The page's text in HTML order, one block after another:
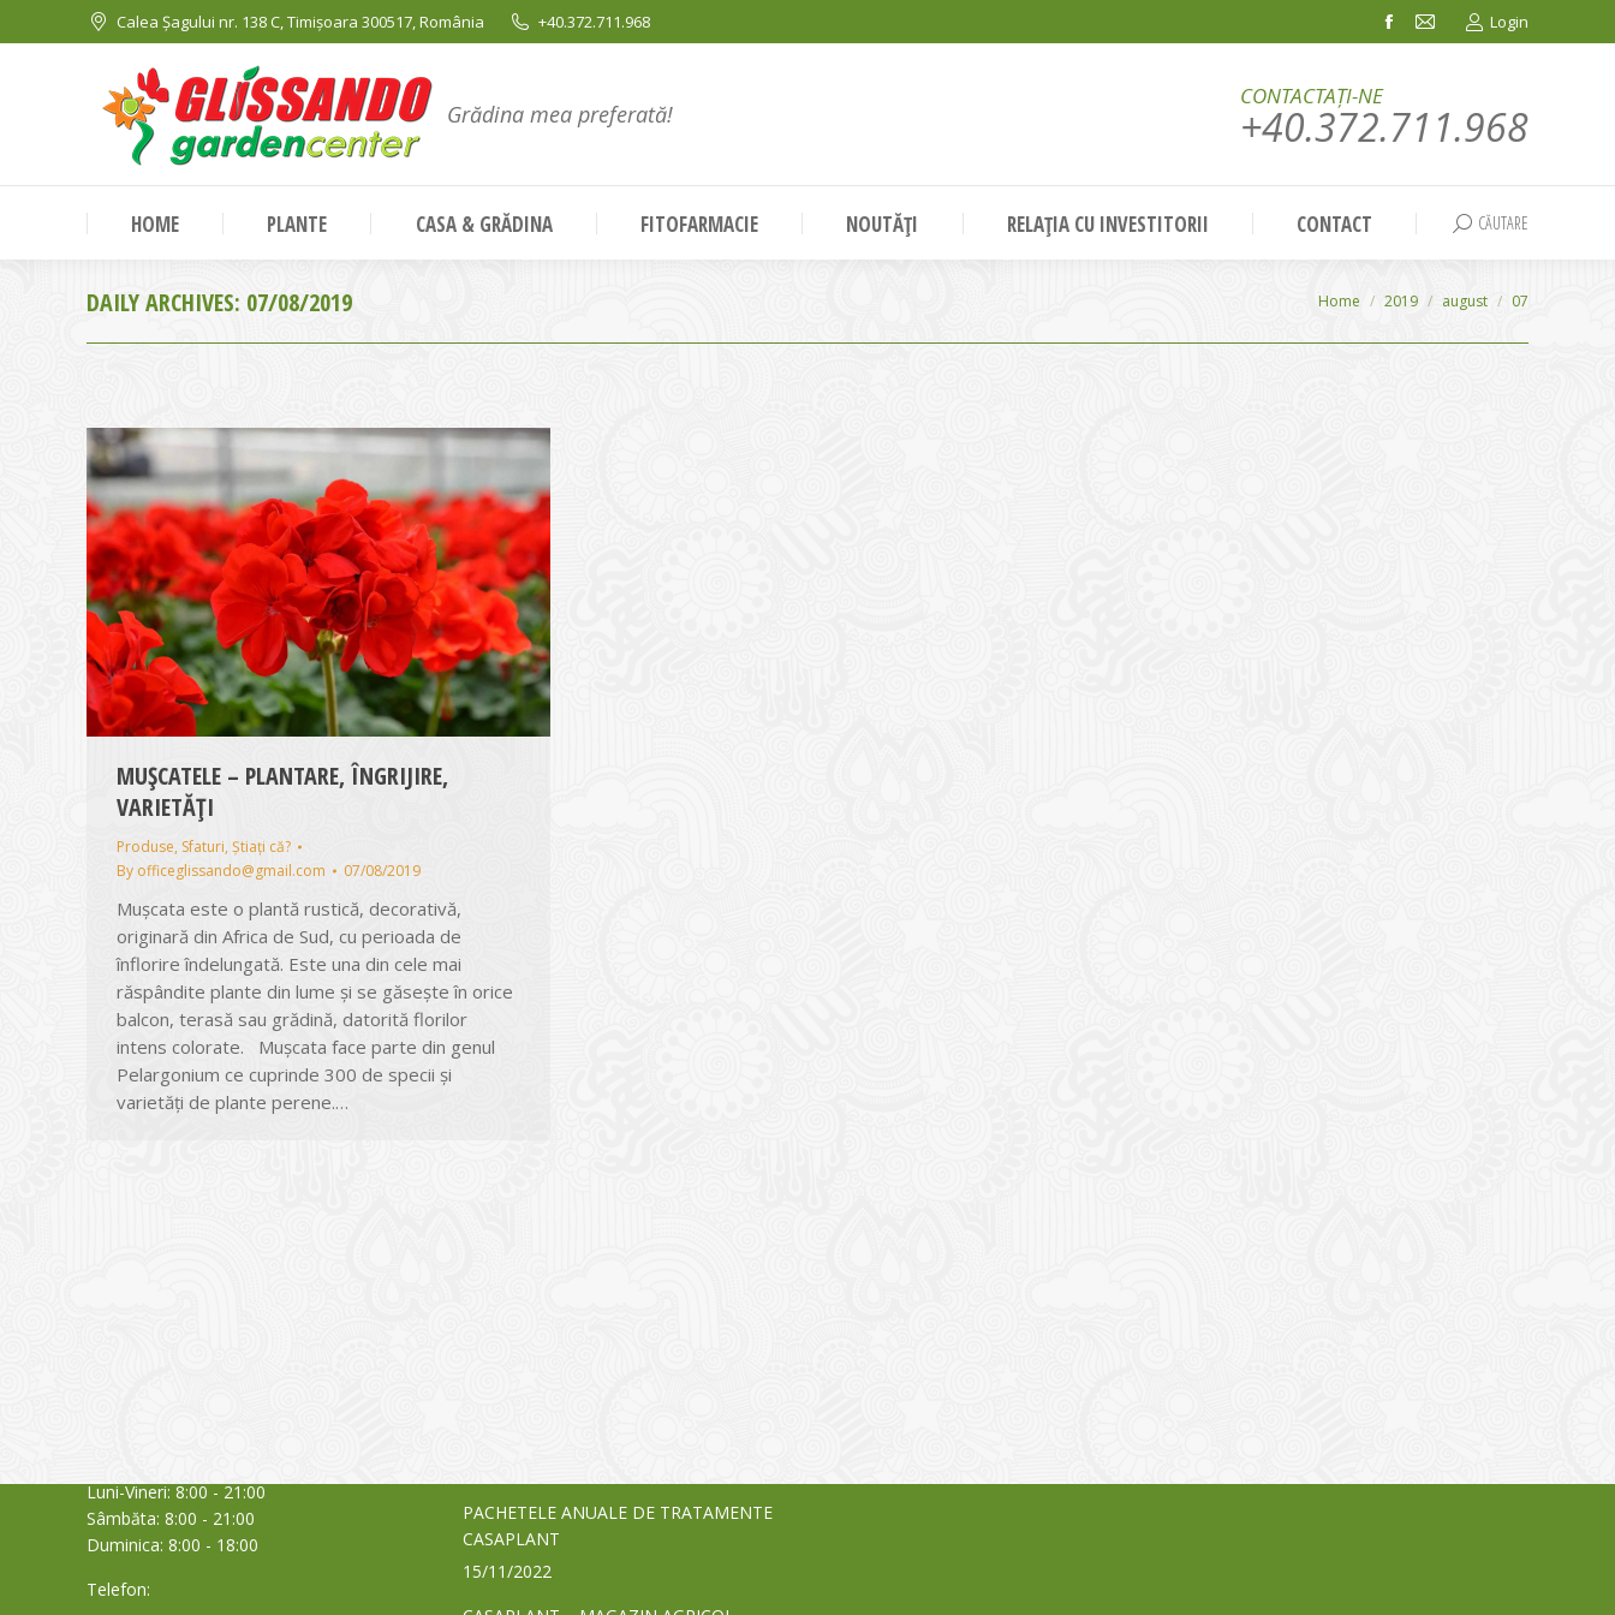
Calea Șagului nr. 138 C, Timișoara 300517, România +40.372.711.968
Facebook
in
window
Mail
in
window
Login
Grădina mea preferată!
CONTACTAȚI-NE
+40.372.711.968
HOME PLANTE CASA & GRĂDINA FITOFARMACIE NOUTĂȚI RELAȚIA CU INVESTITORII CONTACT Search:
CĂUTARE
DAILY ARCHIVES: 07/08/2019 You are here:
Home 2019 august 07
MUȘCATELE – PLANTARE, ÎNGRIJIRE,
VARIETĂȚI
Produse, Sfaturi, Știați că?
By officeglissando@gmail.com 07/08/2019
Mușcata este o plantă rustică, decorativă,
originară din Africa de Sud, cu perioada de
înflorire îndelungată. Este una din cele mai
răspândite plante din lume și se găsește în orice
balcon, terasă sau grădină, datorită florilor
intens colorate. Mușcata face parte din genul
Pelargonium ce cuprinde 300 de specii și
varietăți de plante perene.…
Luni-Vineri: 8:00 - 21:00
Sâmbăta: 8:00 - 21:00
Duminica: 8:00 - 18:00
Telefon:
PACHETELE ANUALE DE TRATAMENTE
CASAPLANT
15/11/2022